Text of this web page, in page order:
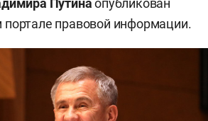
Путинаопубликован
правовой информации.